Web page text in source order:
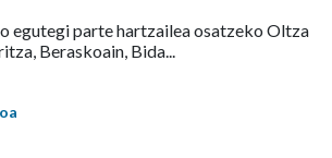
egutegi parte hartzailea osatzeko Oltza
Beraskoain, Bida...